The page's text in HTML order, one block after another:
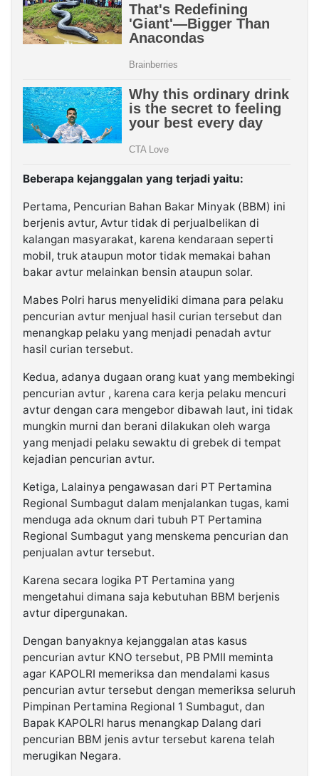
Beberapa kejanggalan yang terjadi yaitu:
Pertama, Pencurian Bahan Bakar Minyak (BBM) ini
berjenis avtur, Avtur tidak di perjualbelikan di
kalangan masyarakat, karena kendaraan seperti
mobil, truk ataupun motor tidak memakai bahan
bakar avtur melainkan bensin ataupun solar.
Mabes Polri harus menyelidiki dimana para pelaku
pencurian avtur menjual hasil curian tersebut dan
menangkap pelaku yang menjadi penadah avtur
hasil curian tersebut.
Kedua, adanya dugaan orang kuat yang membekingi
pencurian avtur , karena cara kerja pelaku mencuri
avtur dengan cara mengebor dibawah laut, ini tidak
mungkin murni dan berani dilakukan oleh warga
yang menjadi pelaku sewaktu di grebek di tempat
kejadian pencurian avtur.
Ketiga, Lalainya pengawasan dari PT Pertamina
Regional Sumbagut dalam menjalankan tugas, kami
menduga ada oknum dari tubuh PT Pertamina
Regional Sumbagut yang menskema pencurian dan
penjualan avtur tersebut.
Karena secara logika PT Pertamina yang
mengetahui dimana saja kebutuhan BBM berjenis
avtur dipergunakan.
Dengan banyaknya kejanggalan atas kasus
pencurian avtur KNO tersebut, PB PMII meminta
agar KAPOLRI memeriksa dan mendalami kasus
pencurian avtur tersebut dengan memeriksa seluruh
Pimpinan Pertamina Regional 1 Sumbagut, dan
Bapak KAPOLRI harus menangkap Dalang dari
pencurian BBM jenis avtur tersebut karena telah
merugikan Negara.